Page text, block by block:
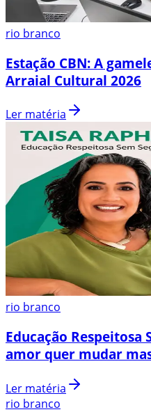
rio branco
Estação CBN: A
Arraial Cultural 2026
Ler matéria
rio branco
Educação Respeitosa
amor quer mudar
Ler matéria
rio branco